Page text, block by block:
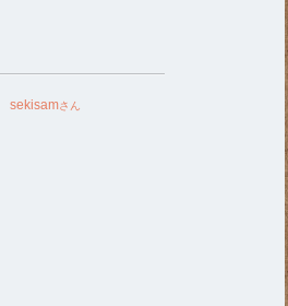
sekisamさん